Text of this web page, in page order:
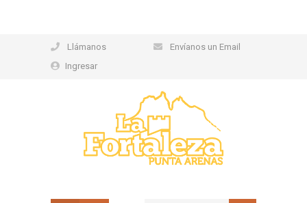
Llámanos
Envíanos un Email
Ingresar